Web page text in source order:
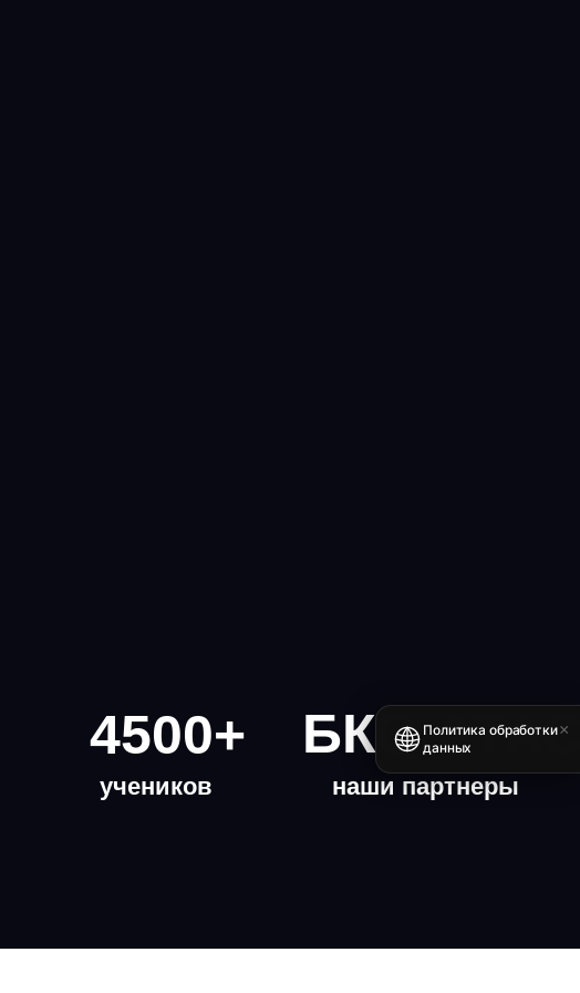
учеников
4500+
наши партнеры
БКС Политика обработки
данных
×